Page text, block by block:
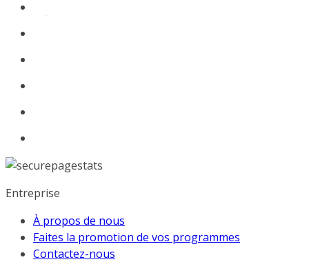
Entreprise
À propos de nous
Faites la promotion de vos programmes
Contactez-nous